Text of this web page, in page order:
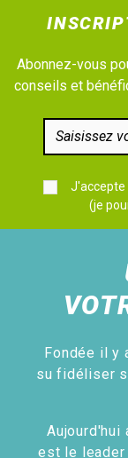
Abonnez-vous
conseils et
J'accepte
(je
Fondée il y
su fidéliser
Aujourd'hui
est le leader